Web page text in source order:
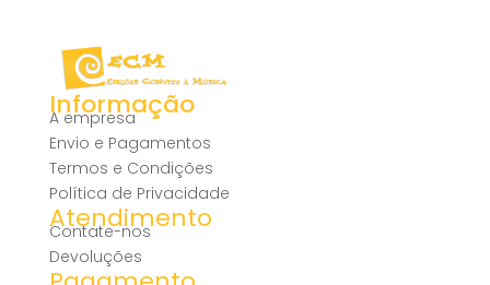
Informação
A empresa
Envio e Pagamentos
Termos e Condições
Política de Privacidade
Atendimento
Contate-nos
Devoluções